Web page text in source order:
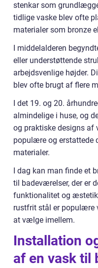
stenkar som
tidlige vaske blev ofte
materialer som bronze
I middelalderen
eller understøttende
arbejdsvenlige højder.
blev ofte brugt af flere
I det 19. og 20.
almindelige i huse, og
og praktiske designs af
populære og erstattede
materialer.
I dag kan man finde et
til badeværelser, der er
funktionalitet og
rustfrit stål er populære
at vælge imellem.
Installation
af en vask til